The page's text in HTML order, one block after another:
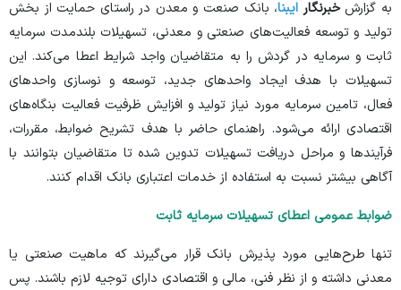
به گزارشخبرنگار ایبنا، بانک صنعت و معدن در راستای حمایت از بخش
تولید و توسعه فعالیت‌های صنعتی و معدنی، تسهیلات بلندمدت سرمایه
ثابت و سرمایه در گردش را به متقاضیان واجد شرایط اعطا می‌کند. این
تسهیلات با هدف ایجاد واحد‌های جدید، توسعه و نوسازی واحد‌های
فعال، تامین سرمایه مورد نیاز تولید و افزایش ظرفیت فعالیت بنگاه‌های
اقتصادی ارائه می‌شود. راهنمای حاضر با هدف تشریح ضوابط، مقررات،
فرآیند‌ها و مراحل دریافت تسهیلات تدوین شده تا متقاضیان بتوانند با
آگاهی بیشتر نسبت به استفاده از خدمات اعتباری بانک اقدام کنند.
ضوابط عمومی اعطای تسهیلات سرمایه ثابت
تنها طرح‌هایی مورد پذیرش بانک قرار می‌گیرند که ماهیت صنعتی یا
معدنی داشته و از نظر فنی، مالی و اقتصادی دارای توجیه لازم باشند. پس